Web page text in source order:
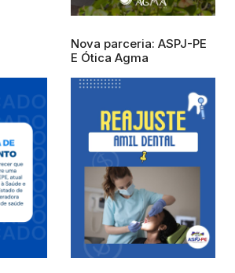
Nova parceria: ASPJ-PE
E Ótica Agma